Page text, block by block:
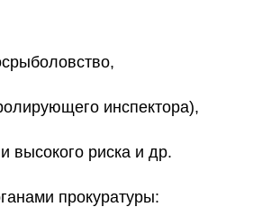
инспектора),
высокого риска и др.
прокуратуры: